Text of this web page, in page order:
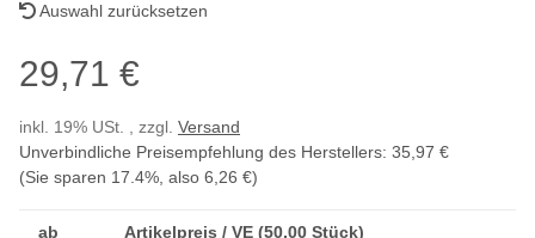
Auswahl zurücksetzen
29,71 €
inkl. 19% USt. , zzgl. Versand
Unverbindliche Preisempfehlung des Herstellers: 35,97 €
(Sie sparen 17.4% , also 6,26 €)
ab Artikelpreis / VE (50,00 Stück)